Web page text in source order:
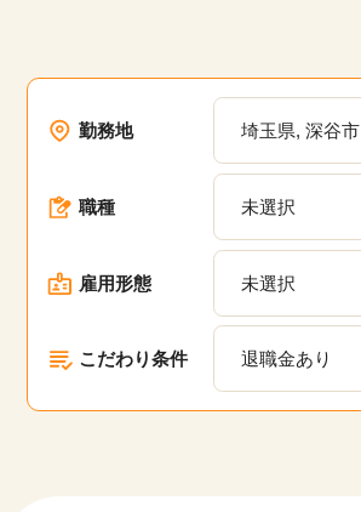
勤務地 埼玉県, 深谷市
職種 未選択
雇用形態 未選択
こだわり条件 退職金あり